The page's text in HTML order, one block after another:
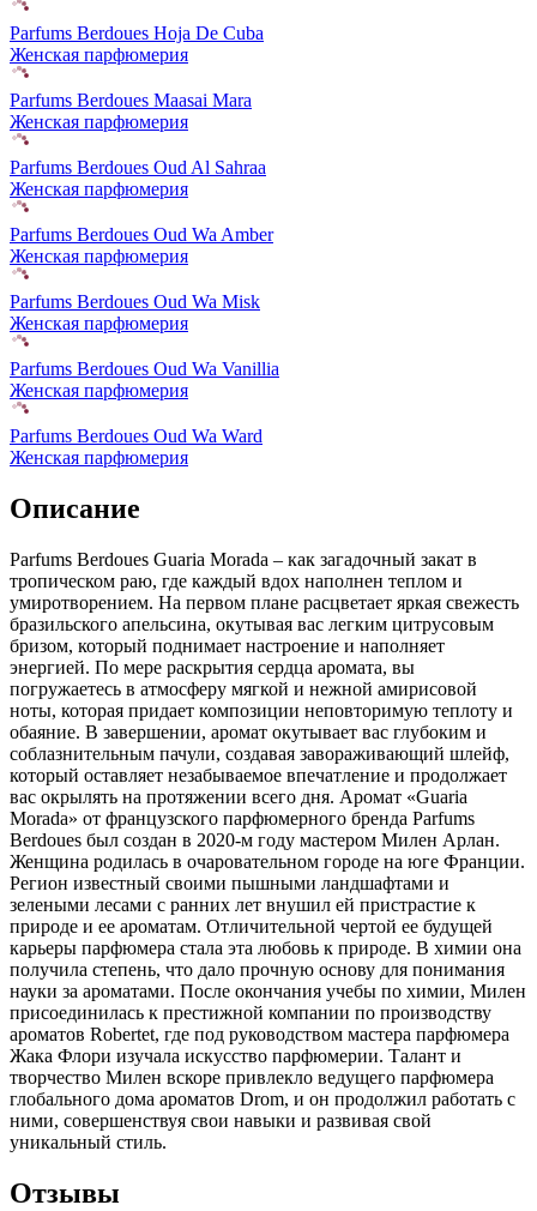
Parfums Berdoues Hoja De Cuba
Женская парфюмерия
Parfums Berdoues Maasai Mara
Женская парфюмерия
Parfums Berdoues Oud Al Sahraa
Женская парфюмерия
Parfums Berdoues Oud Wa Amber
Женская парфюмерия
Parfums Berdoues Oud Wa Misk
Женская парфюмерия
Parfums Berdoues Oud Wa Vanillia
Женская парфюмерия
Parfums Berdoues Oud Wa Ward
Женская парфюмерия
Описание
Parfums Berdoues Guaria Morada – как загадочный закат в
тропическом раю, где каждый вдох наполнен теплом и
умиротворением. На первом плане расцветает яркая свежесть
бразильского апельсина, окутывая вас легким цитрусовым
бризом, который поднимает настроение и наполняет
энергией. По мере раскрытия сердца аромата, вы
погружаетесь в атмосферу мягкой и нежной амирисовой
ноты, которая придает композиции неповторимую теплоту и
обаяние. В завершении, аромат окутывает вас глубоким и
соблазнительным пачули, создавая завораживающий шлейф,
который оставляет незабываемое впечатление и продолжает
вас окрылять на протяжении всего дня. Аромат «Guaria
Morada» от французского парфюмерного бренда Parfums
Berdoues был создан в 2020-м году мастером Милен Арлан.
Женщина родилась в очаровательном городе на юге Франции.
Регион известный своими пышными ландшафтами и
зелеными лесами с ранних лет внушил ей пристрастие к
природе и ее ароматам. Отличительной чертой ее будущей
карьеры парфюмера стала эта любовь к природе. В химии она
получила степень, что дало прочную основу для понимания
науки за ароматами. После окончания учебы по химии, Милен
присоединилась к престижной компании по производству
ароматов Robertet, где под руководством мастера парфюмера
Жака Флори изучала искусство парфюмерии. Талант и
творчество Милен вскоре привлекло ведущего парфюмера
глобального дома ароматов Drom, и он продолжил работать с
ними, совершенствуя свои навыки и развивая свой
уникальный стиль.
Отзывы